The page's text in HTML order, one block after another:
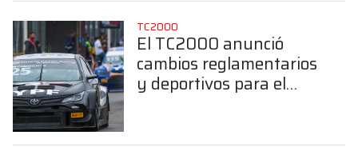
TC2000
El TC2000 anunció
cambios reglamentarios
y deportivos para el